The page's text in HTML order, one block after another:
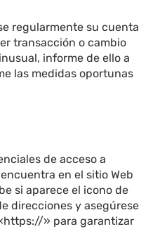
regularmente su cuenta
transacción o cambio
informe de ello a
las medidas oportunas
de acceso a
en el sitio Web
si aparece el icono de
direcciones y asegúrese
» para garantizar